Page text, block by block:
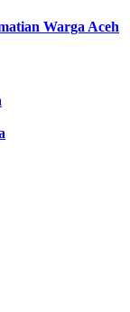
Warga Aceh